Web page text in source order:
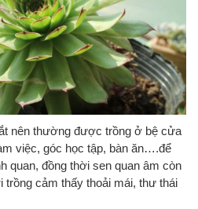
nên thường được trồng ở bệ cửa
việc, góc học tập, bàn ăn….để
quan, đồng thời sen quan âm còn
trồng cảm thấy thoải mái, thư thái